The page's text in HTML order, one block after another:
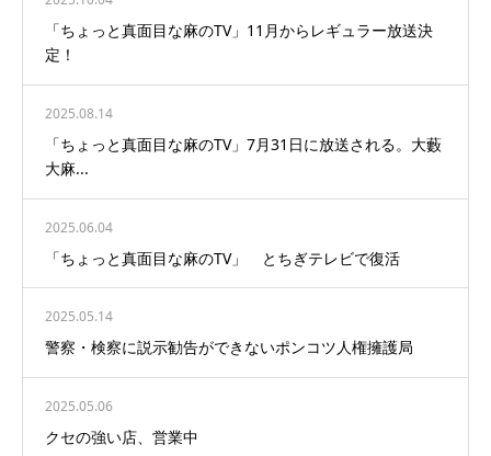
「ちょっと真面目な麻のTV」11月からレギュラー放送決
定！
2025.08.14
「ちょっと真面目な麻のTV」7月31日に放送される。大藪
大麻...
2025.06.04
「ちょっと真面目な麻のTV」 とちぎテレビで復活
2025.05.14
警察・検察に説示勧告ができないポンコツ人権擁護局
2025.05.06
クセの強い店、営業中